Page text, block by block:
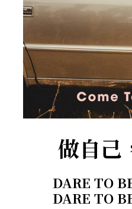
做自己
DARE TO
DARE TO